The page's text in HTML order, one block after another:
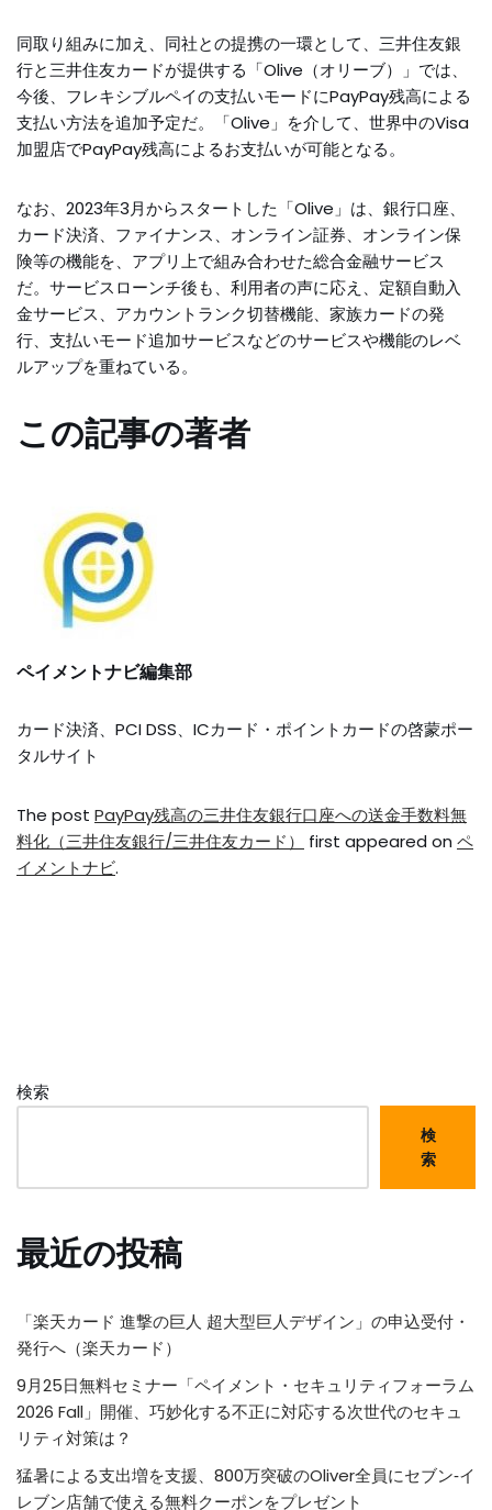
同取り組みに加え、同社との提携の一環として、三井住友銀
行と三井住友カードが提供する「Olive（オリーブ）」では、
今後、フレキシブルペイの支払いモードにPayPay残高による
支払い方法を追加予定だ。「Olive」を介して、世界中のVisa
加盟店でPayPay残高によるお支払いが可能となる。
なお、2023年3月からスタートした「Olive」は、銀行口座、
カード決済、ファイナンス、オンライン証券、オンライン保
険等の機能を、アプリ上で組み合わせた総合金融サービス
だ。サービスローンチ後も、利用者の声に応え、定額自動入
金サービス、アカウントランク切替機能、家族カードの発
行、支払いモード追加サービスなどのサービスや機能のレベ
ルアップを重ねている。
この記事の著者
ペイメントナビ編集部
カード決済、PCI DSS、ICカード・ポイントカードの啓蒙ポー
タルサイト
The post PayPay残高の三井住友銀行口座への送金手数料無
料化（三井住友銀行/三井住友カード）
first appeared on ペ
イメントナビ.
検索
検
索
最近の投稿
「楽天カード 進撃の巨人 超大型巨人デザイン」の申込受付・
発行へ（楽天カード）
9月25日無料セミナー「ペイメント・セキュリティフォーラム
2026 Fall」開催、巧妙化する不正に対応する次世代のセキュ
リティ対策は？
猛暑による支出増を支援、800万突破のOliver全員にセブン‐イ
レブン店舗で使える無料クーポンをプレゼント